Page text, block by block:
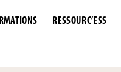
RESSOURC’ESS